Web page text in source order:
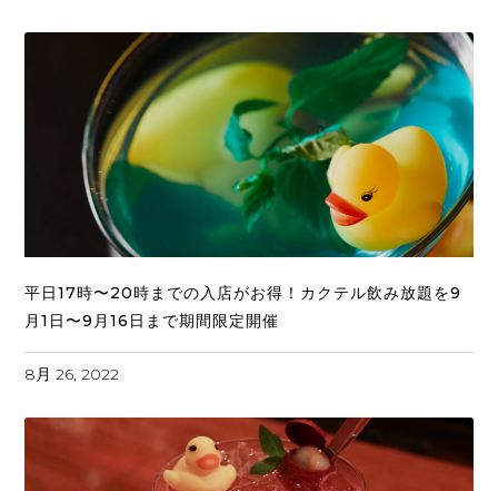
平日17時〜20時までの入店がお得！カクテル飲み放題を9
月1日〜9月16日まで期間限定開催
8月 26, 2022